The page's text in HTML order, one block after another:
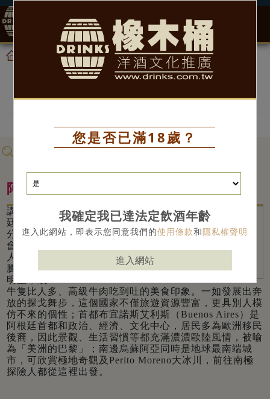
0
您是否已滿18歲？
我確定我已達法定飲酒年齡
進入此網站，即表示您同意我們的使用條款和隱私權聲明
進入網站
酒國之旅列表 酒國之旅
酒國之旅
酒國之旅分類 >
阿根廷文化之旅
講到阿根
廷，大部
分的人都
會想到讓
人熱血沸
騰的足球
明星，或
牛隻比人多、高級牛肉吃到吐的美食印象。一如發展出奔
放的探戈舞步，這個國家不僅旅遊資源豐富，更具別人模
仿不來的個性；首都布宜諾斯艾利斯（Buenos Aires）是
阿根廷首都和政治、經濟、文化中心，居民多為歐洲移民
後裔，因此景觀、生活習慣等都充滿濃濃歐陸風情，被喻
為「美洲的巴黎」；南邊烏蘇阿亞同時是地球最南端城
市，可欣賞極地奇觀及Perito Moreno大冰川，前往南極
探險人都從這裡出發。